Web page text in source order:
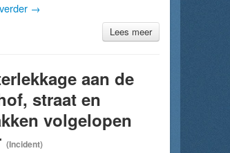
→
Lees meer
aan de
straat en
volgelopen
(Incident)